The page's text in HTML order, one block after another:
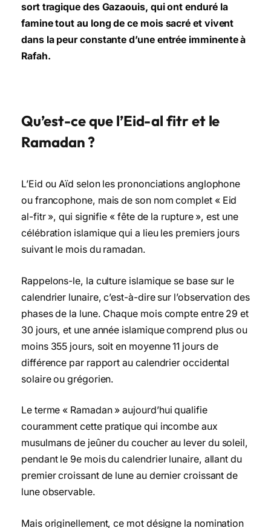
sort tragique des Gazaouis, qui ont enduré la
famine tout au long de ce mois sacré et vivent
dans la peur constante d’une entrée imminente à
Rafah.
Qu’est-ce que l’Eid-al fitr et le
Ramadan ?
L’Eid ou Aïd selon les prononciations anglophone
ou francophone, mais de son nom complet « Eid
al-fitr », qui signifie « fête de la rupture », est une
célébration islamique qui a lieu les premiers jours
suivant le mois du ramadan.
Rappelons-le, la culture islamique se base sur le
calendrier lunaire, c’est-à-dire sur l’observation des
phases de la lune. Chaque mois compte entre 29 et
30 jours, et une année islamique comprend plus ou
moins 355 jours, soit en moyenne 11 jours de
différence par rapport au calendrier occidental
solaire ou grégorien.
Le terme « Ramadan » aujourd’hui qualifie
couramment cette pratique qui incombe aux
musulmans de jeûner du coucher au lever du soleil,
pendant le 9e mois du calendrier lunaire, allant du
premier croissant de lune au dernier croissant de
lune observable.
Mais originellement, ce mot désigne la nomination